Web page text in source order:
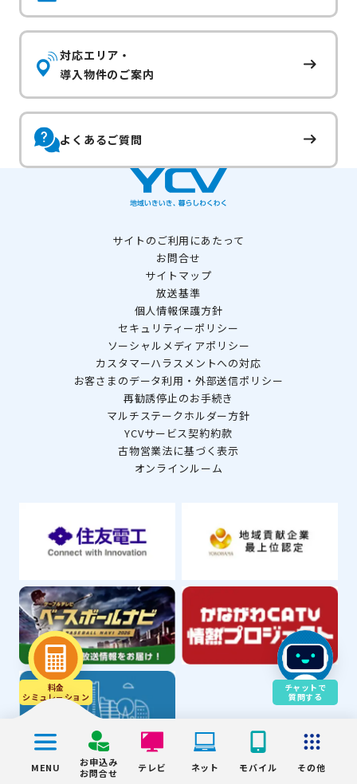
MENU
お申込み
お問合せ
テレビ ネット モバイル その他
対応エリア・
導入物件のご案内
よくあるご質問
料金
シミュレ－ション
サイトのご利用にあたって
お問合せ
サイトマップ
放送基準
個人情報保護方針
セキュリティーポリシー
ソーシャルメディアポリシー
カスタマーハラスメントへの対応
お客さまのデータ利用・外部送信ポリシー
再勧誘停止のお手続き
マルチステークホルダー方針
YCVサービス契約約款
古物営業法に基づく表示
オンラインルーム
© YOKOHAMA CABLE VISION Inc.
チャットで
質問する